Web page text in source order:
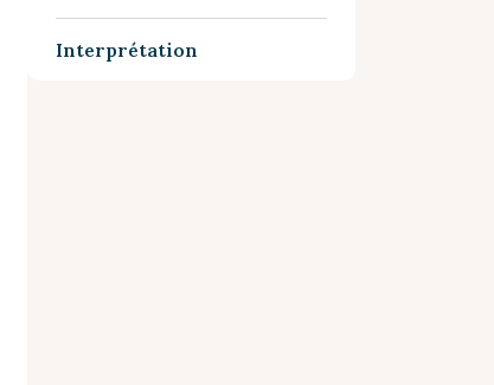
Interprétation